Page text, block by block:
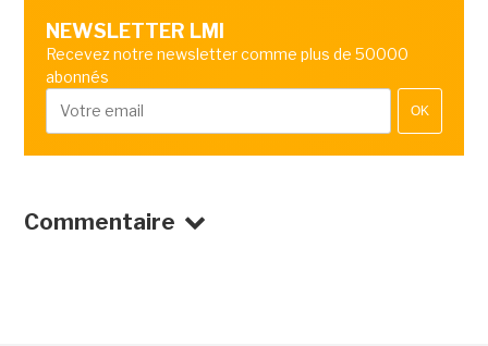
NEWSLETTER LMI
Recevez notre newsletter comme plus de 50000
abonnés
OK
Commentaire